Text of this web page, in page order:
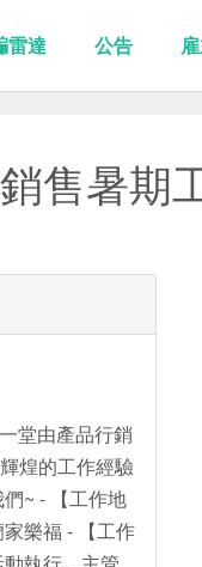
雷達 公告
售暑期
堂由產品行銷
煌的工作經驗
~ - 【工作地
樂福 - 【工作